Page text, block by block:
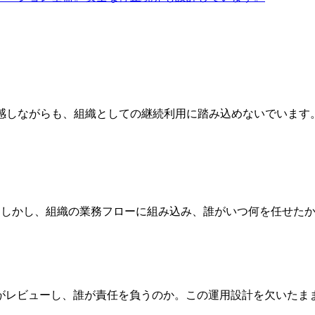
ながらも、組織としての継続利用に踏み込めないでいま
かし、組織の業務フローに組み込み、誰がいつ何を任せた
ビューし、誰が責任を負うのか。この運用設計を欠いた